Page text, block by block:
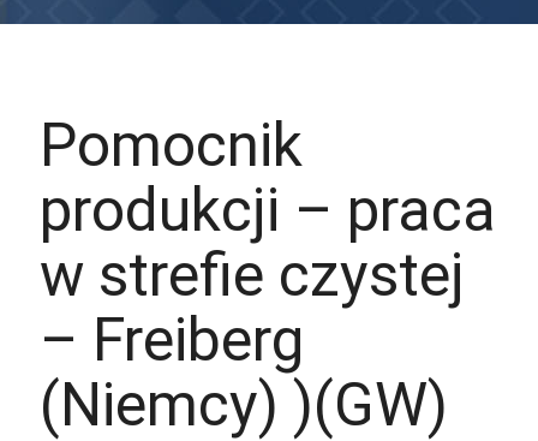
Pomocnik
produkcji – praca
w strefie czystej
– Freiberg
(Niemcy) )(GW)